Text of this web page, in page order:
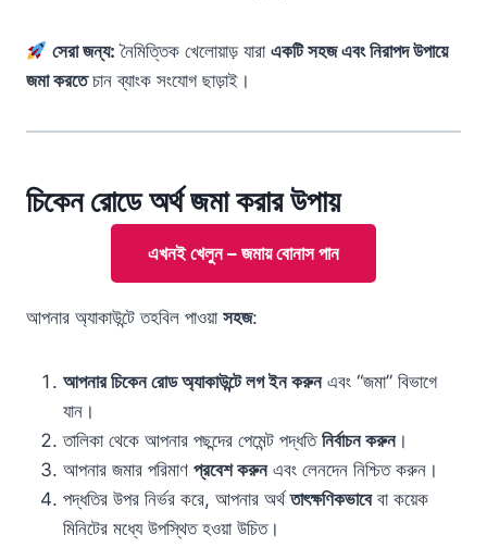
সেরা জন্য: নৈমিত্তিক খেলোয়াড় যারাএকটি সহজ এবং নিরাপদ উপায়ে
জমা করতেচান ব্যাংক সংযোগ ছাড়াই।
চিকেন রোডে অর্থ জমা করার উপায়
এখনই খেলুন – জমায় বোনাস পান
আপনার অ্যাকাউন্টে তহবিল পাওয়া সহজ:
আপনার চিকেন রোড অ্যাকাউন্টে লগ ইন করুনএবং “জমা” বিভাগে
যান।
তালিকা থেকে আপনার পছন্দের পেমেন্ট পদ্ধতি নির্বাচন করুন।
আপনার জমার পরিমাণ প্রবেশ করুনএবং লেনদেন নিশ্চিত করুন।
পদ্ধতির উপর নির্ভর করে, আপনার অর্থতাৎক্ষণিকভাবেবা কয়েক
মিনিটের মধ্যে উপস্থিত হওয়া উচিত।